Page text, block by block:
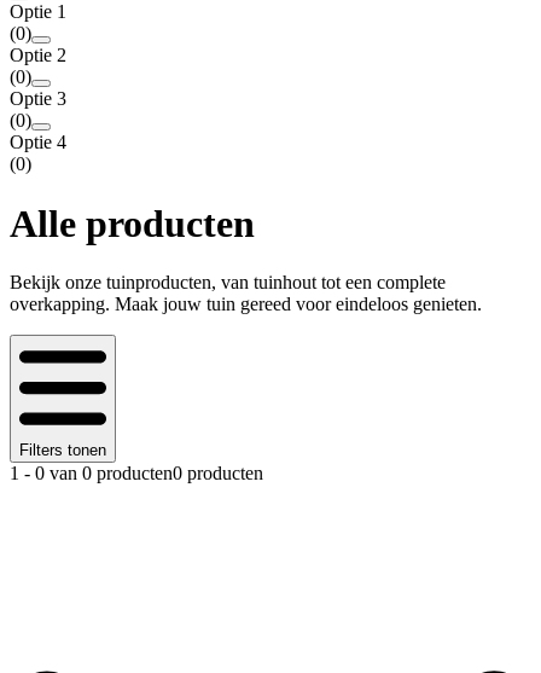
Optie 1
(0)
Optie 2
(0)
Optie 3
(0)
Optie 4
(0)
Alle producten
Bekijk onze tuinproducten, van tuinhout tot een complete
overkapping. Maak jouw tuin gereed voor eindeloos genieten.
Filters tonen
1 - 0 van 0 producten0 producten